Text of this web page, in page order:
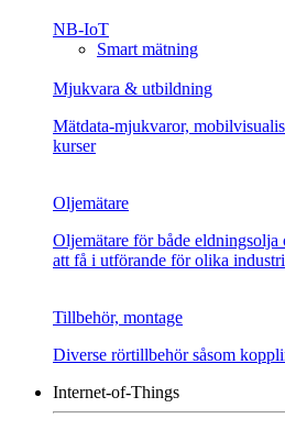
NB-IoT
Smart mätning
Mjukvara & utbildning
Mätdata-mjukvaror,
kurser
Oljemätare
Oljemätare för både
att få i utförande för olika
Tillbehör, montage
Diverse rörtillbehör såsom
Internet-of-Things